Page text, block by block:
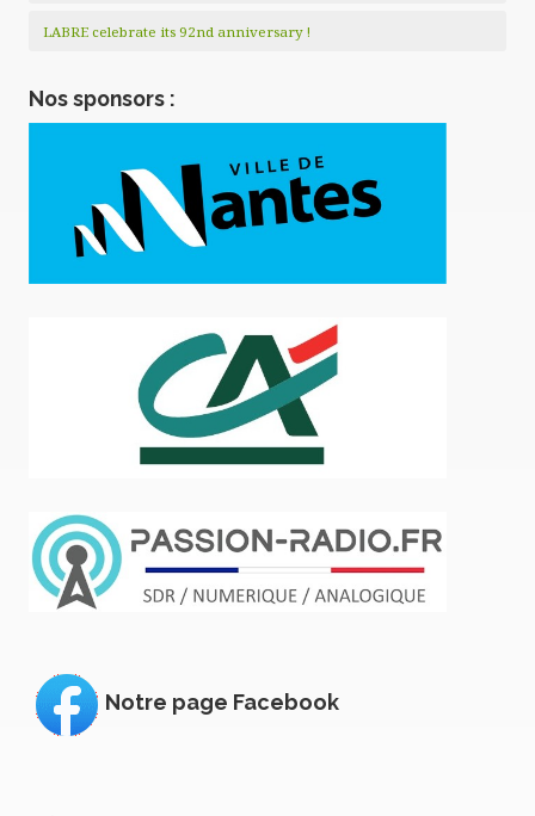
LABRE celebrate its 92nd anniversary !
Nos sponsors :
Notre page Facebook